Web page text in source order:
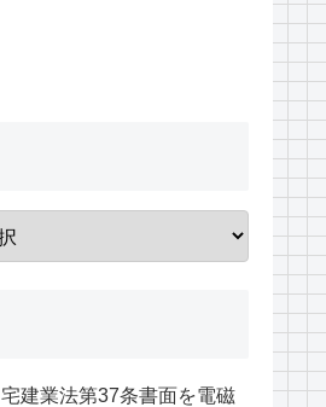
宅建業法第37条書面を電磁